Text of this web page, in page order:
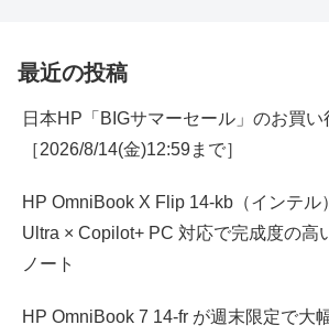
最近の投稿
日本HP「BIGサマーセール」のお買い
［2026/8/14(金)12:59まで］
HP OmniBook X Flip 14-kb（インテル
Ultra × Copilot+ PC 対応で完成度の高
ノート
HP OmniBook 7 14-fr が週末限定で大